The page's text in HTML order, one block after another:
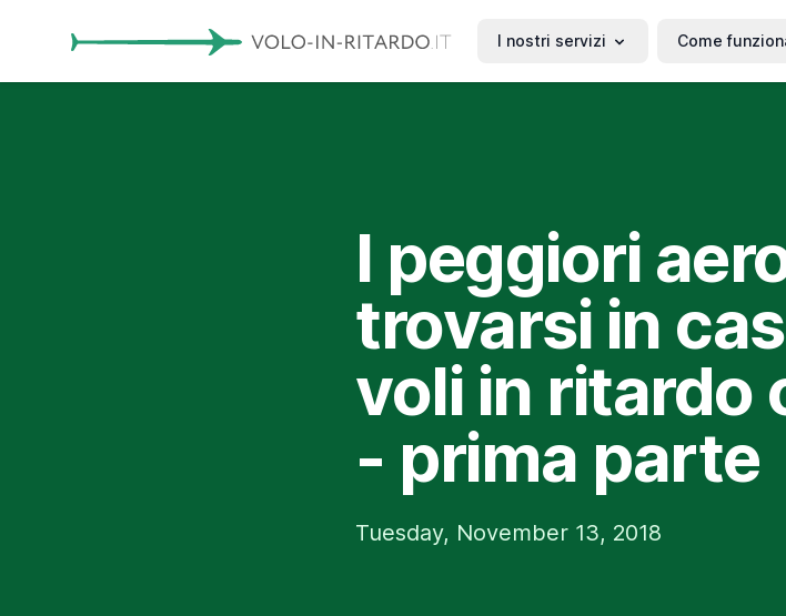
I nostri servizi Come
I peggiori
trovarsi in
voli in ritardo
- prima parte
Tuesday, November 13, 2018